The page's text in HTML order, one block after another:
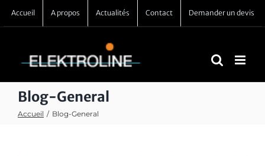
Accueil A propos Actualités Contact Demander un devis
Blog-General
Accueil / Blog-General